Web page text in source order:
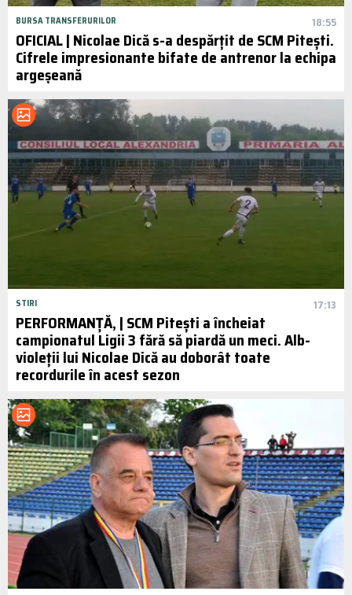
BURSA TRANSFERURILOR 18:55
OFICIAL | Nicolae Dică s-a despărțit de SCM Pitești.
Cifrele impresionante bifate de antrenor la echipa
argeșeană
STIRI 17:13
PERFORMANȚĂ‚ | SCM Pitești a încheiat
campionatul Ligii 3 fără să piardă un meci. Alb-
violeții lui Nicolae Dică au doborât toate
recordurile în acest sezon